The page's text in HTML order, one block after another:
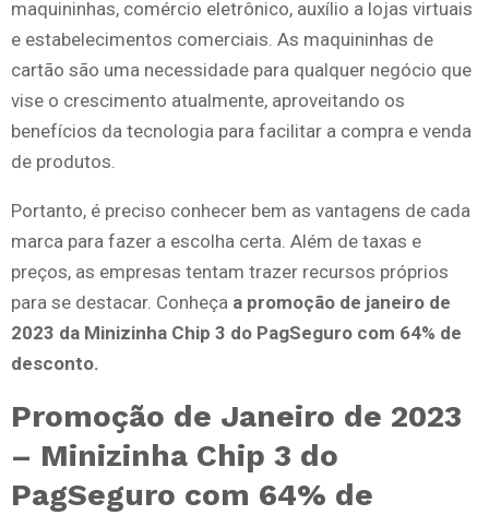
maquininhas, comércio eletrônico, auxílio a lojas virtuais
e estabelecimentos comerciais. As maquininhas de
cartão são uma necessidade para qualquer negócio que
vise o crescimento atualmente, aproveitando os
benefícios da tecnologia para facilitar a compra e venda
de produtos.
Portanto, é preciso conhecer bem as vantagens de cada
marca para fazer a escolha certa. Além de taxas e
preços, as empresas tentam trazer recursos próprios
para se destacar. Conheça a promoção de janeiro de
2023 da Minizinha Chip 3 do PagSeguro com 64% de
desconto.
Promoção de Janeiro de 2023
– Minizinha Chip 3 do
PagSeguro com 64% de